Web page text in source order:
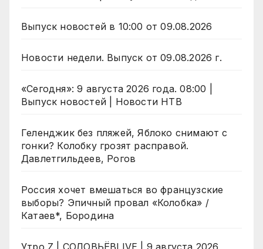
Выпуск новостей в 10:00 от 09.08.2026
Новости недели. Выпуск от 09.08.2026 г.
«Сегодня»: 9 августа 2026 года. 08:00 |
Выпуск новостей | Новости НТВ
Геленджик без пляжей, Яблоко снимают с
гонки? Колобку грозят расправой.
Давлетгильдеев, Рогов
Россия хочет вмешаться во французские
выборы? Эпичный провал «Колобка» /
Катаев*, Бородина
Утро Z | СОЛОВЬЁВLIVE | 9 августа 2026